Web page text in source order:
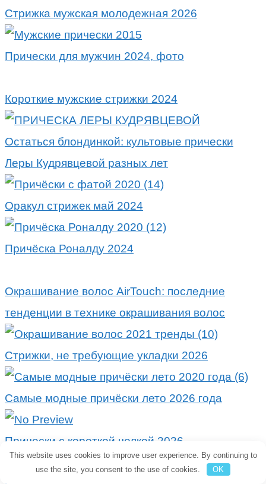
Стрижка мужская молодежная 2026
Прически для мужчин 2024, фото
Короткие мужские стрижки 2024
Остаться блондинкой: культовые прически
Леры Кудрявцевой разных лет
Оракул стрижек май 2024
Причёска Роналду 2024
Окрашивание волос AirTouch: последние
тенденции в технике окрашивания волос
Стрижки, не требующие укладки 2026
Самые модные причёски лето 2026 года
Прически с короткой челкой 2026
This website uses cookies to improve user experience. By continuing to
use the site, you consent to the use of cookies.
OK